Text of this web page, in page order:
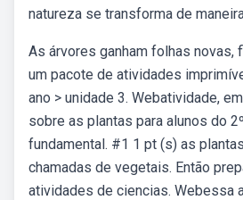
natureza se transforma de
As árvores ganham folhas novas,
um pacote de atividades
ano > unidade 3. Webatividade,
sobre as plantas para alunos do
fundamental. #1 1 pt (s) as
chamadas de vegetais. Então
atividades de ciencias. Webessa